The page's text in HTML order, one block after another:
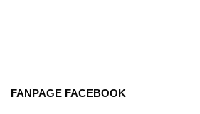
FANPAGE FACEBOOK